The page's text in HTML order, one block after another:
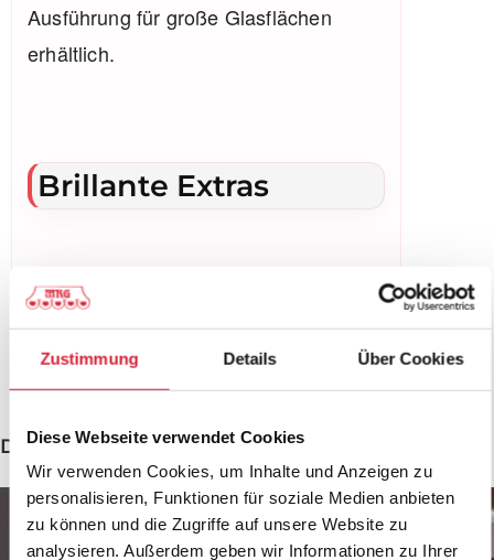
Zustimmung Details Über Cookies
Diese Webseite verwendet Cookies
Wir verwenden Cookies, um Inhalte und Anzeigen zu
personalisieren, Funktionen für soziale Medien anbieten
zu können und die Zugriffe auf unsere Website zu
analysieren. Außerdem geben wir Informationen zu Ihrer
Ausführung für große Glasflächen
erhältlich.
Brillante Extras
Ausstattungsextras Insektenschutz
Das könnte Sie auch interessieren